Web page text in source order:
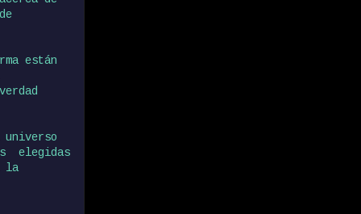
están
elegidas
la